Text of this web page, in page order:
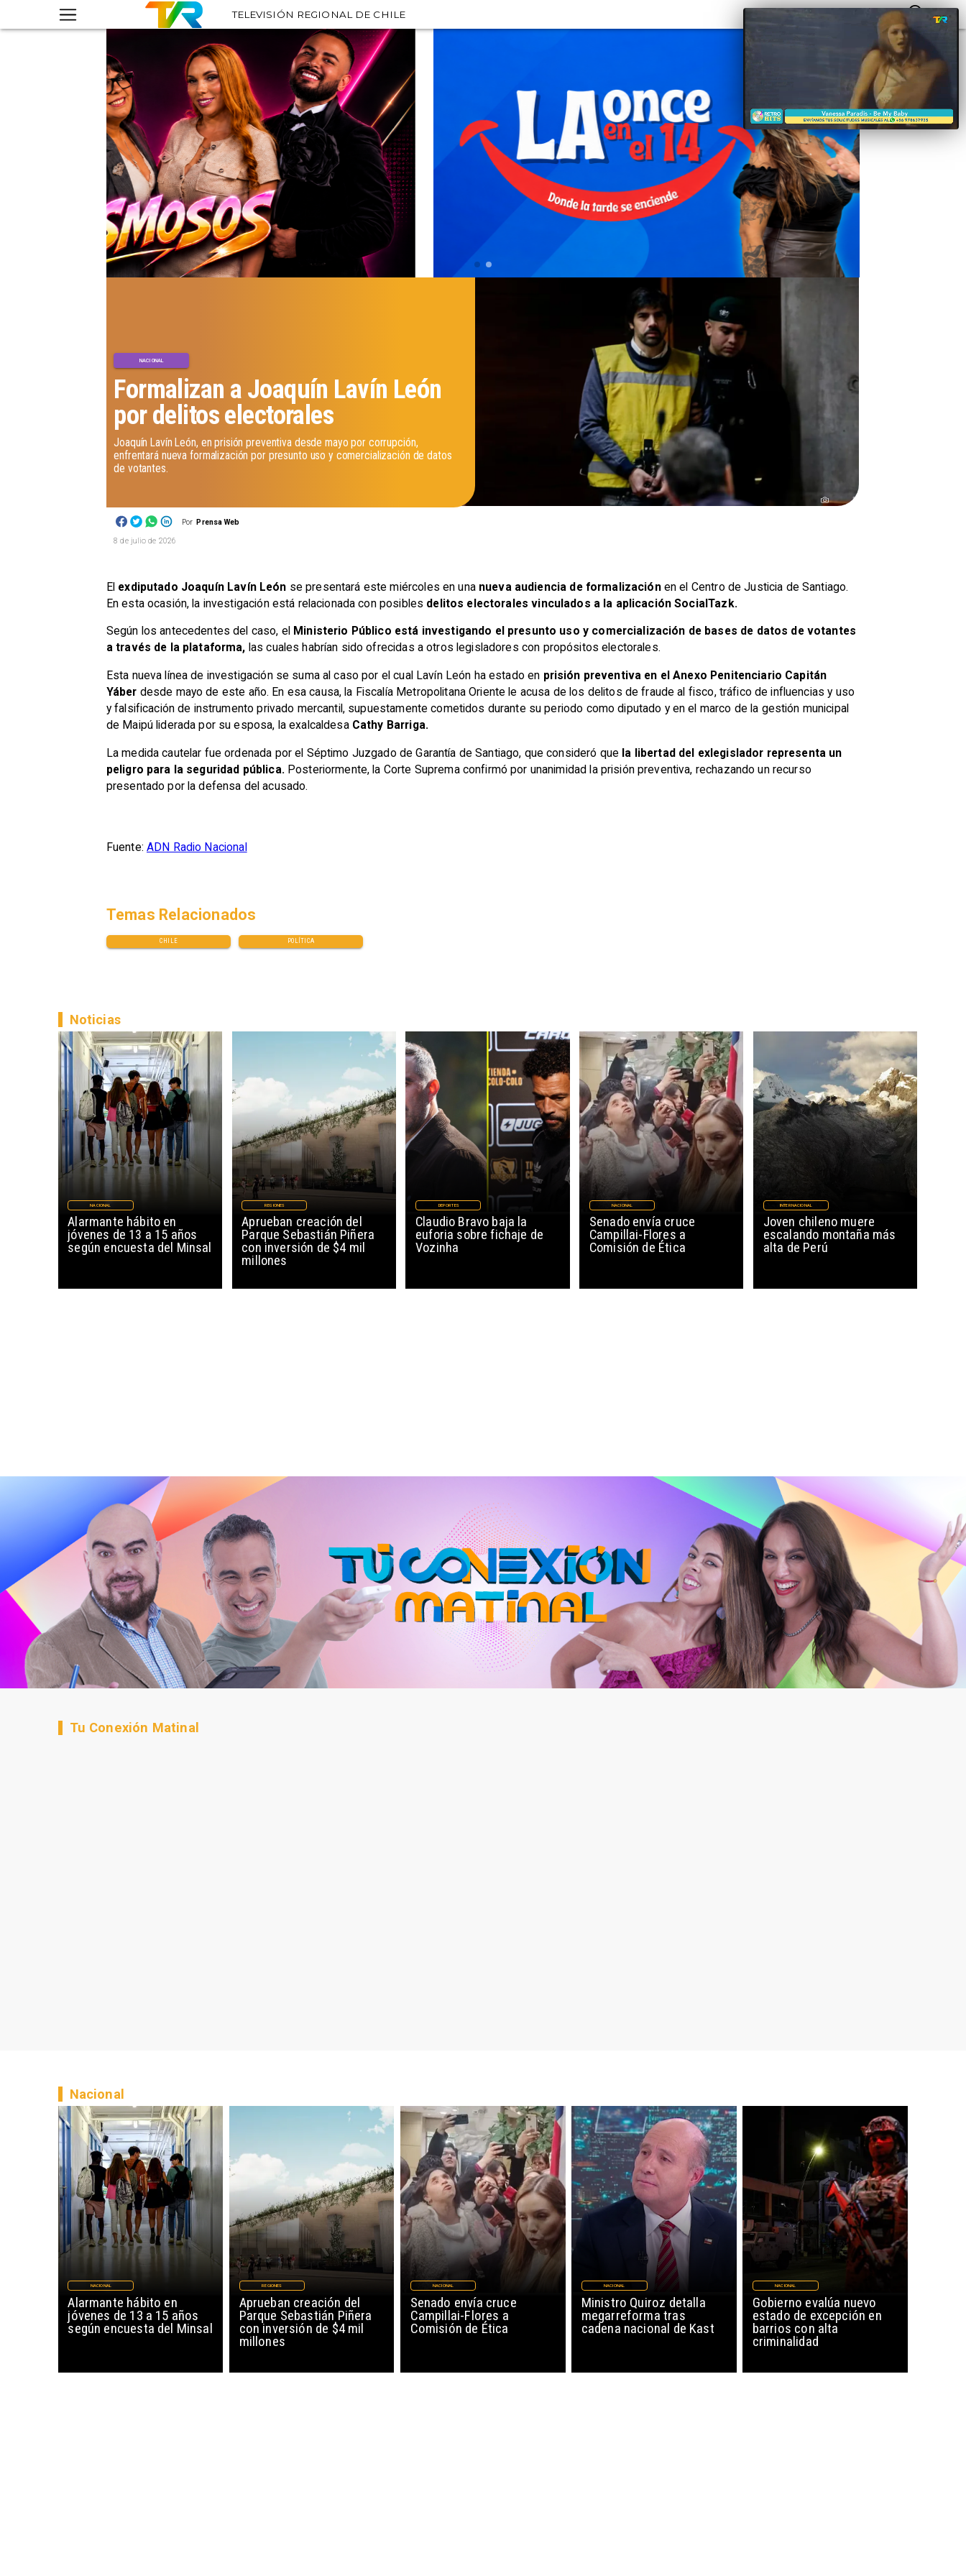
TELEVISIÓN REGIONAL DE CHILE
Por Prensa Web
Formalizan a Joaquín Lavín León
por delitos electorales
NACIONAL
Joaquín Lavín León, en prisión preventiva desde mayo por corrupción,
enfrentará nueva formalización por presunto uso y comercialización de datos
de votantes.
8 de julio de 2026
El exdiputado Joaquín Lavín León se presentará este miércoles en una nueva audiencia de formalizaciónen el Centro de Justicia de Santiago.
En esta ocasión, la investigación está relacionada con posibles delitos electorales vinculados a la aplicación SocialTazk.
Según los antecedentes del caso, el Ministerio Público está investigando el presunto uso y comercialización de bases de datos de votantes
a través de la plataforma, las cuales habrían sido ofrecidas a otros legisladores con propósitos electorales.
Esta nueva línea de investigación se suma al caso por el cual Lavín León ha estado en prisión preventiva en el Anexo Penitenciario Capitán
Yáber desde mayo de este año. En esa causa, la Fiscalía Metropolitana Oriente le acusa de los delitos de fraude al fisco, tráfico de influencias y uso
y falsificación de instrumento privado mercantil, supuestamente cometidos durante su periodo como diputado y en el marco de la gestión municipal
de Maipú liderada por su esposa, la exalcaldesa Cathy Barriga.
La medida cautelar fue ordenada por el Séptimo Juzgado de Garantía de Santiago, que consideró que la libertad del exlegislador representa un
peligro para la seguridad pública. Posteriormente, la Corte Suprema confirmó por unanimidad la prisión preventiva, rechazando un recurso
presentado por la defensa del acusado.
Fuente: ADN Radio Nacional
CHILE POLÍTICA
Temas Relacionados
Alarmante hábito en
jóvenes de 13 a 15 años
según encuesta del Minsal
NACIONAL
Noticias
Aprueban creación del
Parque Sebastián Piñera
con inversión de $4 mil
millones
REGIONES
Claudio Bravo baja la
euforia sobre fichaje de
Vozinha
DEPORTES
Senado envía cruce
Campillai-Flores a
Comisión de Ética
NACIONAL
Joven chileno muere
escalando montaña más
alta de Perú
INTERNACIONAL
Tu Conexión Matinal
Alarmante hábito en
jóvenes de 13 a 15 años
según encuesta del Minsal
NACIONAL
Aprueban creación del
Parque Sebastián Piñera
con inversión de $4 mil
millones
REGIONES
Senado envía cruce
Campillai-Flores a
Comisión de Ética
NACIONAL
Ministro Quiroz detalla
megarreforma tras
cadena nacional de Kast
NACIONAL
Gobierno evalúa nuevo
estado de excepción en
barrios con alta
criminalidad
NACIONAL
Nacional